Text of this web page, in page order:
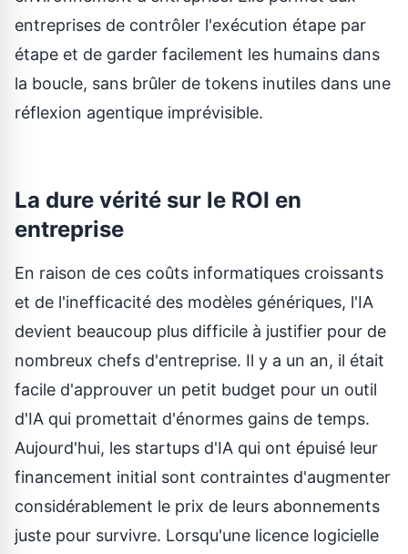
entreprises de contrôler l'exécution étape par
étape et de garder facilement les humains dans
la boucle, sans brûler de tokens inutiles dans une
réflexion agentique imprévisible.
La dure vérité sur le ROI en
entreprise
En raison de ces coûts informatiques croissants
et de l'inefficacité des modèles génériques, l'IA
devient beaucoup plus difficile à justifier pour de
nombreux chefs d'entreprise. Il y a un an, il était
facile d'approuver un petit budget pour un outil
d'IA qui promettait d'énormes gains de temps.
Aujourd'hui, les startups d'IA qui ont épuisé leur
financement initial sont contraintes d'augmenter
considérablement le prix de leurs abonnements
juste pour survivre. Lorsqu'une licence logicielle